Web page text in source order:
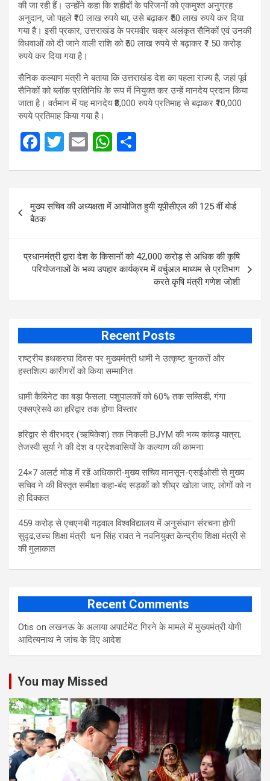
की जा रही हैं। उन्होंने कहा कि शहीदों के परिजनों को एकमुश्त अनुग्रह
अनुदान, जो पहले ₹10 लाख रुपये था, उसे बढ़ाकर ₹50 लाख रुपये कर दिया
गया है। इसी प्रकार, उत्तराखंड के परमवीर चक्र अलंकृत सैनिकों एवं उनकी
विधवाओं को दी जाने वाली राशि को ₹50 लाख रुपये से बढ़ाकर ₹1.50 करोड़
रुपये कर दिया गया है।
सैनिक कल्याण मंत्री ने बताया कि उत्तराखंड देश का पहला राज्य है, जहां पूर्व
सैनिकों को ब्लॉक प्रतिनिधि के रूप में नियुक्त कर उन्हें मानदेय प्रदान किया
जाता है। वर्तमान में यह मानदेय ₹8,000 रुपये प्रतिमाह से बढ़ाकर ₹10,000
रुपये प्रतिमाह किया गया है।
F
b
o
o
k
T
er
E
W
s
p
p
e
navigation
मुख्य सचिव की अध्यक्षता में आयोजित हुयी यूपीसीएल की 125 वीं बोर्ड
बैठक
प्रधानमंत्री द्वारा देश के किसानों को 42,000 करोड़ से अधिक की कृषि
परियोजनाओं के भव्य उपहार कार्यक्रम में वर्चुअल माध्यम से प्रतिभाग
करते कृषि मंत्री गणेश जोशी
Recent Posts
राष्ट्रीय हथकरघा दिवस पर मुख्यमंत्री धामी ने उत्कृष्ट बुनकरों और
हस्तशिल्प कारीगरों को किया सम्मानित
​धामी कैबिनेट का बड़ा फैसला: पशुपालकों को 60% तक सब्सिडी, गंगा
एक्सप्रेसवे का हरिद्वार तक होगा विस्तार
​हरिद्वार से वीरभद्र (ऋषिकेश) तक निकली BJYM की भव्य कांवड़ यात्रा;
तेजस्वी सूर्या ने की देश व प्रदेशवासियों के कल्याण की कामना
24×7 अलर्ट मोड में रहें अधिकारी-मुख्य सचिव मानसून-एसईओसी से मुख्य
सचिव ने की विस्तृत समीक्षा कहा-बंद सड़कों को शीघ्र खोला जाए, लोगों को न
हो दिक्कत
459 करोड़ से एचएनबी गढ़वाल विश्वविद्यालय में अनुसंधान संरचना होगी
सुदृढ,उच्च शिक्षा मंत्री धन सिंह रावत ने नवनियुक्त केन्द्रीय शिक्षा मंत्री से
की मुलाकात
Recent Comments
Otis onलखनऊ के अलाया अपार्टमेंट गिरने के मामले में मुख्‍यमंत्री योगी
आद‍ित्‍यनाथ ने जांच के द‍िए आदेश
You may Missed